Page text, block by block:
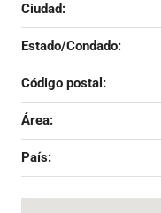
Ciudad:
Estado/Condado:
Código postal:
Área:
País: